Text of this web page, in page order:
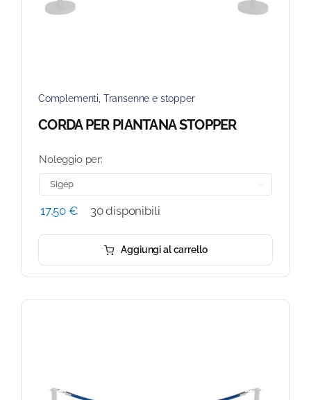
Complementi Transenne e stopper
CORDA PER PIANTANA STOPPER
Noleggio per:
17,50 € 30 disponibili
Aggiungi al carrello